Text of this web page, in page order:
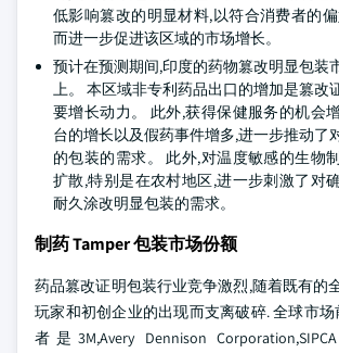
低影响篡改的明显材料,以符合消费者的
而进一步促进该区域的市场增长。
预计在预测期间,印度的药物篡改明显包装
上。 本区域非专利药品出口的增加是篡改
要增长动力。 此外,获得保健服务的机会
台的增长以及假药事件增多,进一步推动了
的包装的需求。 此外,对温度敏感的生物
扩散,特别是在农村地区,进一步刺激了对
耐久涂改明显包装的需求。
制药 Tamper 包装市场份额
药品篡改证明包装行业竞争激烈,随着既有的
玩家和初创企业的出现而支离破碎. 全球市
者是3M,Avery Dennison